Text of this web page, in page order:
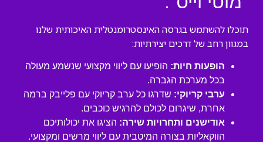
תוכלו להשתמש בגרסה האינסטרומנטלית האיכותית שלנו
במגוון רחב של דרכים יצירתיות:
הופעות חיות: הופיעו עם ליווי מקצועי שנשמע מעולה
בכל מערכת הגברה.
ערבי קריוקי: שדרגו כל ערב קריוקי עם פלייבק ברמה
אחרת, שיגרום לכולם להרגיש כוכבים.
אודישנים ותחרויות שירה: הציגו את יכולותיכם
הווקאליות בצורה המיטבית עם ליווי מרשים ומקצועי.